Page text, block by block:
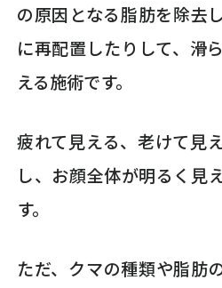
の原因となる脂肪を除去
に再配置したりして、滑
える施術です。
疲れて見える、老けて見
し、お顔全体が明るく見
す。
ただ、クマの種類や脂肪